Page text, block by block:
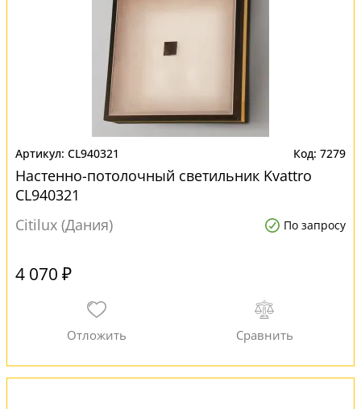
CL940321 7279
Настенно-потолочный светильник Kvattro
CL940321
Citilux (Дания)
По запросу
4 070 ₽